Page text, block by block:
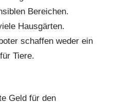
Bereichen.
Hausgärten.
schaffen weder ein
Tiere.
Geld für den